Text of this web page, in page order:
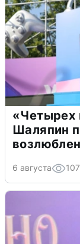
«Четырех
Шаляпин
6 августа 107